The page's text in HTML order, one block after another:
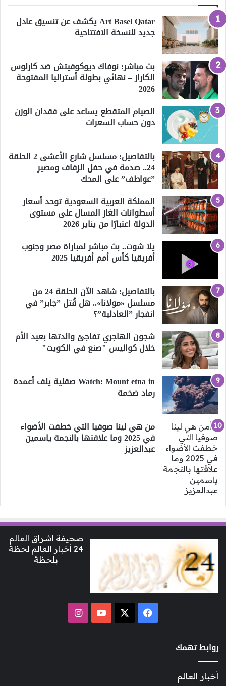
Art Basel Qatar يكشف عن تنسيق عادل
جديد للنسخة الافتتاحية
بث مباشر: نوفاك ديوكوفيتش ضد كارلوس
الكاراز – نهائي بطولة أستراليا المفتوحة
2026
الصيام المتقطع يساعد على فقدان الوزن
دون حساب السعرات
بالتفاصيل: مسلسل شارع الأعشى 2 الحلقة
24.. صدمة في حفل الزفاف ومصير
”عواطف” على المحك
المملكة العربية السعودية توحد أسعار
أسطوانات الغاز المسال على مستوى
الدولة اعتبارًا من يناير 2026
يلا شوت.. بث مباشر لمباراة مصر وجنوب
أفريقيا كأس أمم أفريقيا 2025
بالتفاصيل: شاهد الآن الحلقة 24 من
مسلسل «مولانا».. هل قُتل ”جابر” في
انفجار ”العادلية”؟
شجون الهاجري تفاجئ والدتها بعيد الأم
خلال كواليس "صنع في الكويت"
Watch: Mount etna in صقلية يلف أعمدة
رماد ضخمة
من هي لينا صوفيا التي خطفت الأضواء
في 2025 وما علاقتها بالنجمة ياسمين
عبدالعزيز
صحيفة اشراق العالم
24 أخبار العالم لحظة
بلحظة
فيسبوك ‫YouTubeانستقرام
روابط تهمك
أخبار العالم